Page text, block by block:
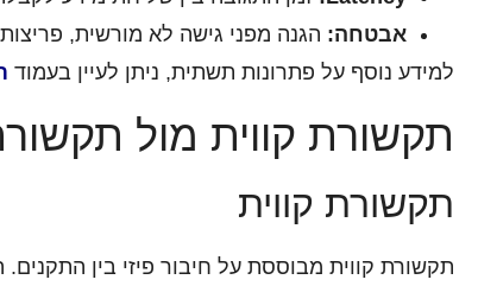
אבטחה: הגנה מפני גישה לא מורשית,
למידע נוסף על פתרונות תשתית, ניתן לעיין בעמוד
תקשורת קווית מול
תקשורת קווית
תקשורת קווית מבוססת על חיבור פיזי בין